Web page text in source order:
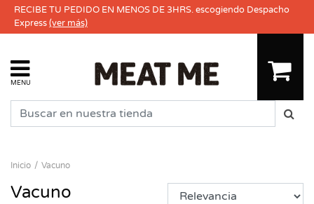
RECIBE TU PEDIDO EN MENOS DE 3HRS. escogiendo Despacho
Express(ver más)
MENU
Inicio Vacuno
Vacuno